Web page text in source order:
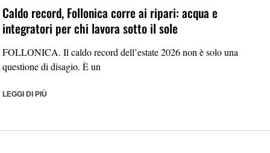
Caldo record, Follonica corre ai ripari: acqua e
integratori per chi lavora sotto il sole
FOLLONICA. Il caldo record dell’estate 2026 non è solo una
questione di disagio. È un
LEGGI DI PIÙ